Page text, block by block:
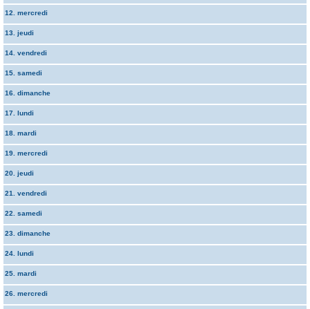
12. mercredi
13. jeudi
14. vendredi
15. samedi
16. dimanche
17. lundi
18. mardi
19. mercredi
20. jeudi
21. vendredi
22. samedi
23. dimanche
24. lundi
25. mardi
26. mercredi